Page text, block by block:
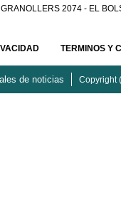
GRANOLLERS 2074 - EL
TERMINOS Y
de noticias Copyright